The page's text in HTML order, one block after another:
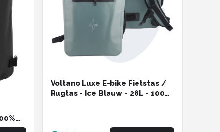
Voltano Luxe E-bike Fietstas /
Rugtas - Ice Blauw - 28L - 100%